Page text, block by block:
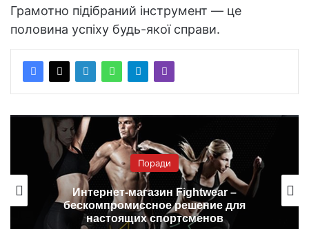
Грамотно підібраний інструмент — це
половина успіху будь-якої справи.
Поради
Интернет-магазин Fightwear –
бескомпромиссное решение для
настоящих спортсменов